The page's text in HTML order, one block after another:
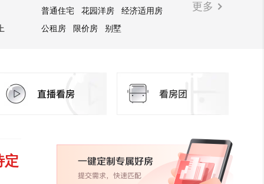
普通住宅 花园洋房
经济适用房
公租房
限价房 别墅
更多
定